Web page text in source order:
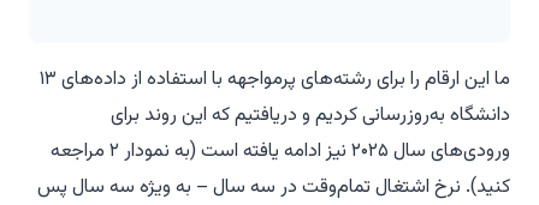
ما این ارقام را برای رشته‌های پرمواجهه با استفاده از داده‌های ۱۳
دانشگاه به‌روزرسانی کردیم و دریافتیم که این روند برای
ورودی‌های سال ۲۰۲۵ نیز ادامه یافته است (به نمودار ۲ مراجعه
کنید). نرخ اشتغال تمام‌وقت در سه سال – به ویژه سه سال پس